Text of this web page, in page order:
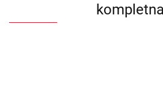
kompletna